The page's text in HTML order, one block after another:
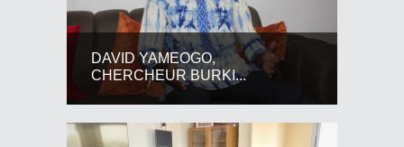
DAVID YAMEOGO,
CHERCHEUR BURKI...